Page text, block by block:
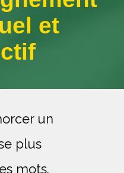
et
un
plus
mots.